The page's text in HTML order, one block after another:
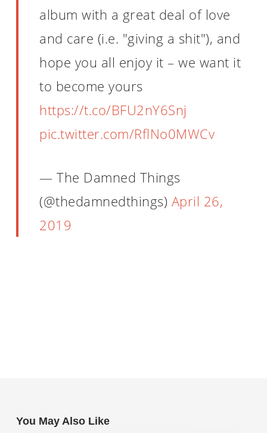
album with a great deal of love
and care (i.e. "giving a shit"), and
hope you all enjoy it – we want it
to become yours
https://t.co/BFU2nY6Snj
pic.twitter.com/RflNo0MWCv
— The Damned Things
(@thedamnedthings) April 26,
2019
You May Also Like